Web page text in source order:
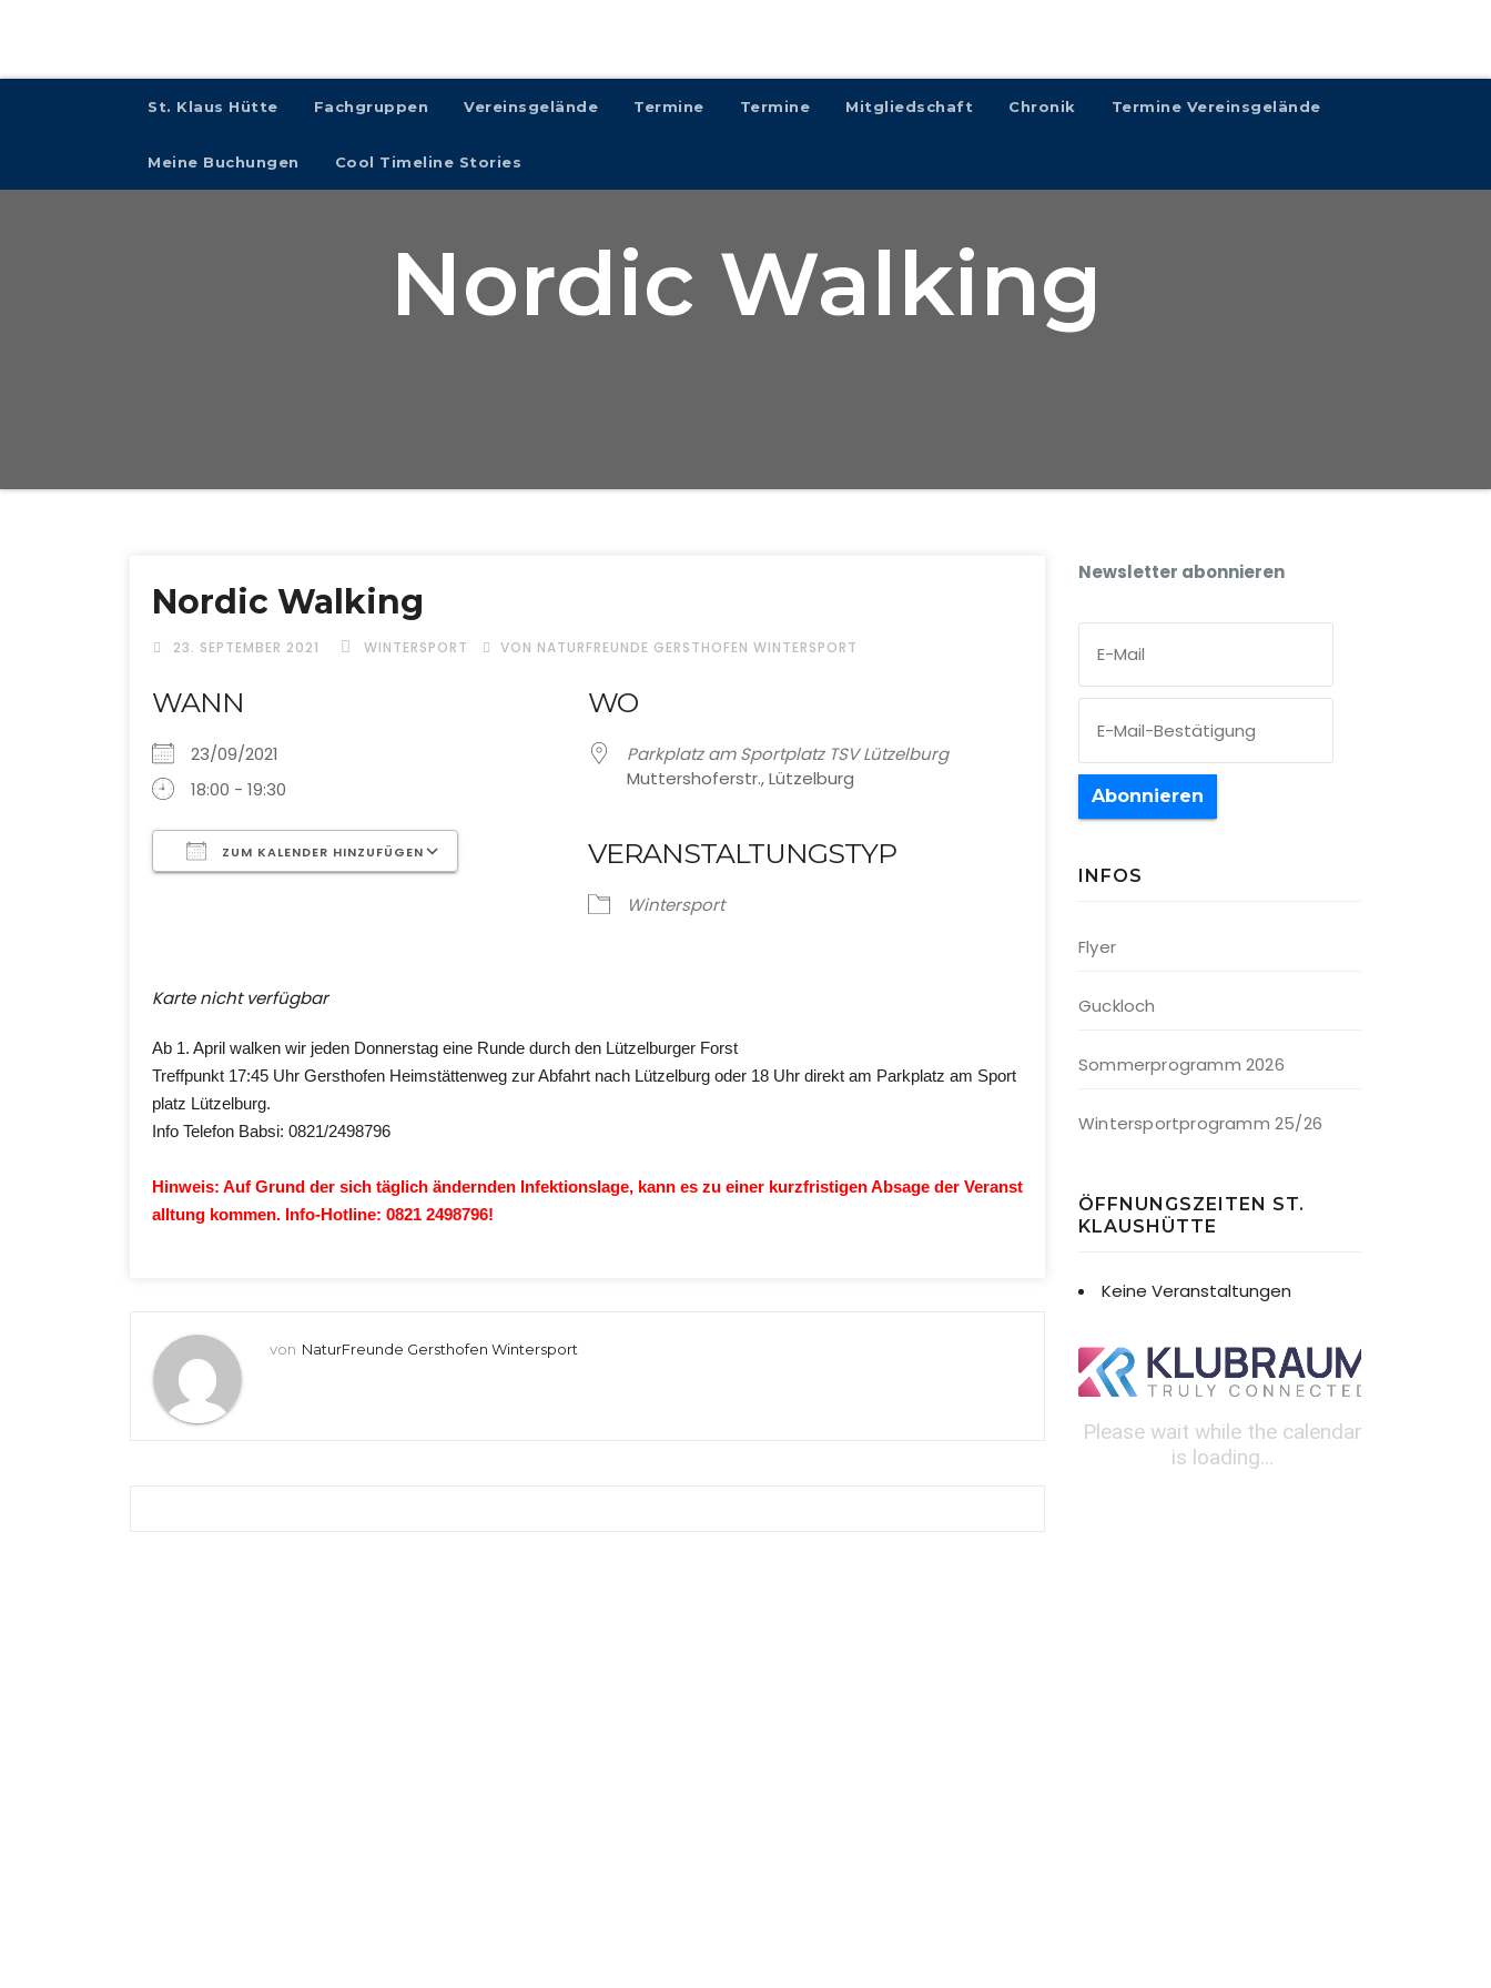
St. Klaus Hütte Fachgruppen Vereinsgelände Termine Termine Mitgliedschaft Chronik Termine Vereinsgelände
Meine Buchungen Cool Timeline Stories
Nordic Walking
Nordic Walking
23. SEPTEMBER 2021 WINTERSPORT VON NATURFREUNDE GERSTHOFEN WINTERSPORT
WANN
23/09/2021
18:00 - 19:30
ZUM KALENDER HINZUFÜGEN
Google Kalender
WO
Parkplatz am Sportplatz TSV Lützelburg
Muttershoferstr., Lützelburg
VERANSTALTUNGSTYP
Wintersport
Karte nicht verfügbar
Ab 1. April walken wir jeden Donnerstag eine Runde durch den Lützelburger Forst
Treffpunkt 17:45 Uhr Gersthofen Heimstättenweg zur Abfahrt nach Lützelburg oder 18 Uhr direkt am Parkplatz am Sport
platz Lützelburg.
Info Telefon Babsi: 0821/2498796
Hinweis: Auf Grund der sich täglich ändernden Infektionslage, kann es zu einer kurzfristigen Absage der Veranst
alltung kommen. Info-Hotline: 0821 2498796!
von NaturFreunde Gersthofen Wintersport
Newsletter abonnieren
Abonnieren
INFOS
Flyer
Guckloch
Sommerprogramm 2026
Wintersportprogramm 25/26
ÖFFNUNGSZEITEN ST.
KLAUSHÜTTE
Keine Veranstaltungen